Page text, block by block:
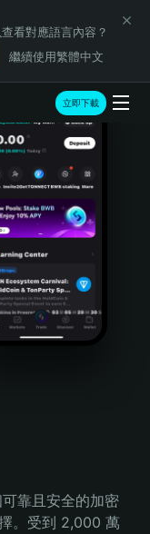
查看對應語言內容？
繼續使用繁體中文
立即下載
靠且安全的加密
。受到 2,000 萬